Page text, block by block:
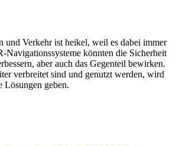
und Verkehr ist heikel, weil es dabei immer
Navigationssysteme könnten die Sicherheit
aber auch das Gegenteil bewirken.
verbreitet sind und genutzt werden, wird
Lösungen geben.